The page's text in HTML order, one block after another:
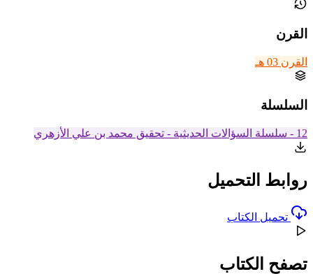
القرن
القرن 03 هـ
السلسلة
12 - سلسلة السؤالات الحديثية - تحقيق محمد بن علي الأزهري
روابط التحميل
تحميل الكتاب
تصفح الكتاب